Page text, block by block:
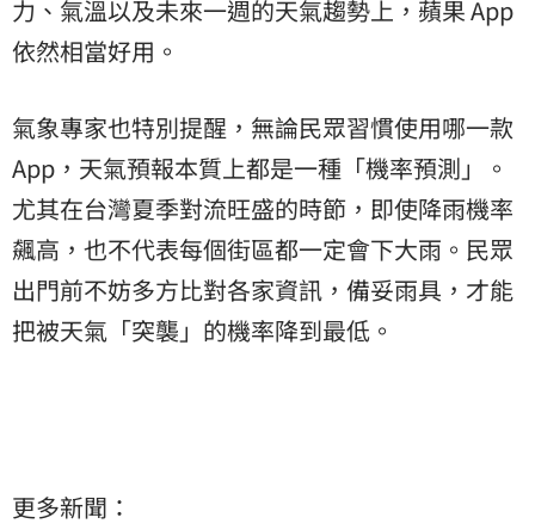
力、氣溫以及未來一週的天氣趨勢上，蘋果 App
依然相當好用。
氣象專家也特別提醒，無論民眾習慣使用哪一款
App，天氣預報本質上都是一種「機率預測」。
尤其在台灣夏季對流旺盛的時節，即使降雨機率
飆高，也不代表每個街區都一定會下大雨。民眾
出門前不妨多方比對各家資訊，備妥雨具，才能
把被天氣「突襲」的機率降到最低。
更多新聞：